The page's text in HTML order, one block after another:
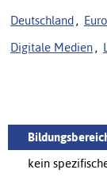
Deutschland ,
Digitale Medien ,
kein